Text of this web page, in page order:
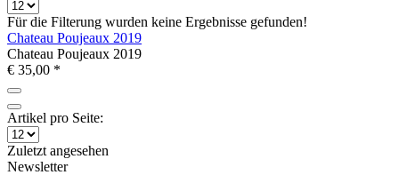
Für die Filterung wurden keine Ergebnisse gefunden!
Chateau Poujeaux 2019
Chateau Poujeaux 2019
€ 35,00 *
Artikel pro Seite:
Zuletzt angesehen
Newsletter